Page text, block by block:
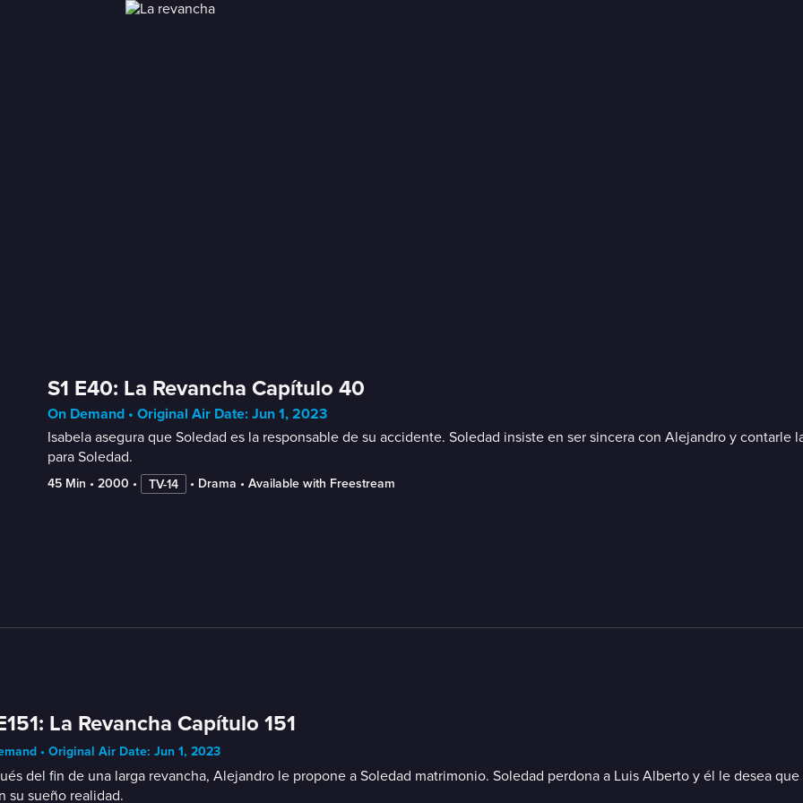
S1 E40: La Revancha Capítulo 40
On Demand • Original Air Date: Jun 1, 2023
Isabela asegura que Soledad es la responsable de su accidente. Soledad insiste en ser sincera con Alejandro y
para Soledad.
45 Min • 2000 • TV-14 • Drama • Available with Freestream
La Revancha Capítulo 151
• Original Air Date: Jun 1, 2023
del fin de una larga revancha, Alejandro le propone a Soledad matrimonio. Soledad perdona a Luis Alberto y él le desea
su sueño realidad.